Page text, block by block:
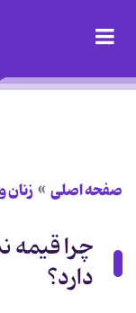
صفحه اصلی زنان
چرا قیمه
دارد؟